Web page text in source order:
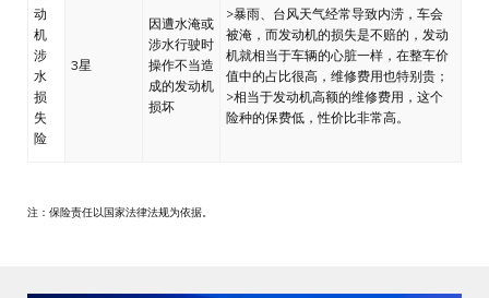
动
机
涉
水
损
失
险
3星
因遭水淹或
涉水行驶时
操作不当造
成的发动机
损坏
>暴雨、台风天气经常导致内涝，车会
被淹，而发动机的损失是不赔的，发动
机就相当于车辆的心脏一样，在整车价
值中的占比很高，维修费用也特别贵；
>相当于发动机高额的维修费用，这个
险种的保费低，性价比非常高。
注：保险责任以国家法律法规为依据。